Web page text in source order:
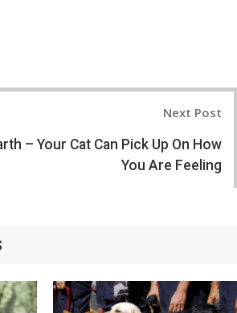
Next Post
– Your Cat Can Pick Up On How
You Are Feeling